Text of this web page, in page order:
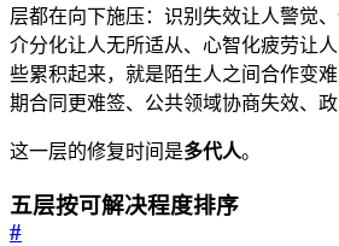
层都在向下施压：识别失效让人警觉
介分化让人无所适从、心智化疲劳让
些累积起来，就是陌生人之间合作变
期合同更难签、公共领域协商失效、政
这一层的修复时间是多代人。
五层按可解决程度排序
#